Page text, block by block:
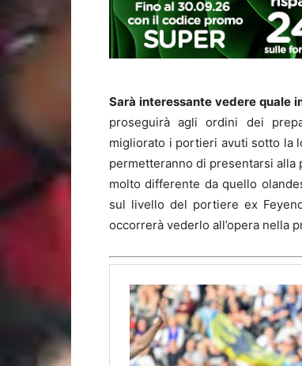
Sarà interessante vedere quale
proseguirà agli ordini dei
migliorato i portieri avuti sotto la
permetteranno di presentarsi alla
molto differente da quello
sul livello del portiere ex
occorrerà vederlo all’opera nella